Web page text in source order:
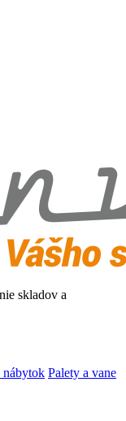
skladov a
Palety a vane